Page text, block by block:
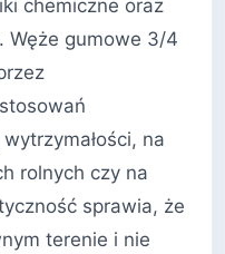
chemiczne oraz
Węże gumowe 3/4
na
rolnych czy na
sprawia, że
terenie i nie